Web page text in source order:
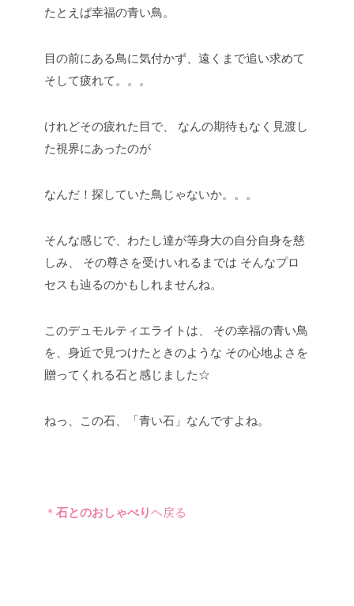
たとえば幸福の青い鳥。
目の前にある鳥に気付かず、遠くまで追い求めて
そして疲れて。。。
けれどその疲れた目で、
なんの期待もなく見渡し
た視界にあったのが
なんだ！探していた鳥じゃないか。。。
そんな感じで、わたし達が等身大の自分自身を慈
しみ、
その尊さを受けいれるまでは そんなプロ
セスも辿るのかもしれませんね。
このデュモルティエライトは、
その幸福の青い鳥
を、身近で見つけたときのような その心地よさを
贈ってくれる石と感じました☆
ねっ、この石、「青い石」なんですよね。
＊ 石とのおしゃべりヘ戻る